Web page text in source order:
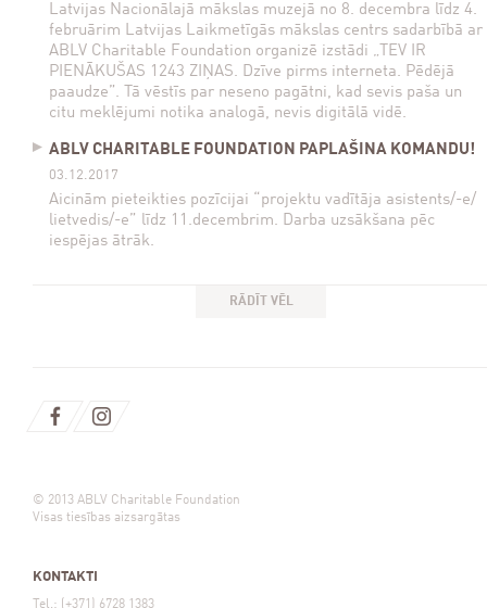
Latvijas Nacionālajā mākslas muzejā no 8. decembra līdz 4.
februārim Latvijas Laikmetīgās mākslas centrs sadarbībā ar
ABLV Charitable Foundation organizē izstādi „TEV IR
PIENĀKUŠAS 1243 ZIŅAS. Dzīve pirms interneta. Pēdējā
paaudze”. Tā vēstīs par neseno pagātni, kad sevis paša un
citu meklējumi notika analogā, nevis digitālā vidē.
ABLV CHARITABLE FOUNDATION PAPLAŠINA KOMANDU!
03.12.2017
Aicinām pieteikties pozīcijai “projektu vadītāja asistents/-e/
lietvedis/-e” līdz 11.decembrim. Darba uzsākšana pēc
iespējas ātrāk.
RĀDĪT VĒL
© 2013 ABLV Charitable Foundation
Visas tiesības aizsargātas
KONTAKTI
Tel.: (+371) 6728 1383